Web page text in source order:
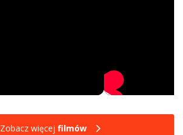
Zobacz więcej filmów